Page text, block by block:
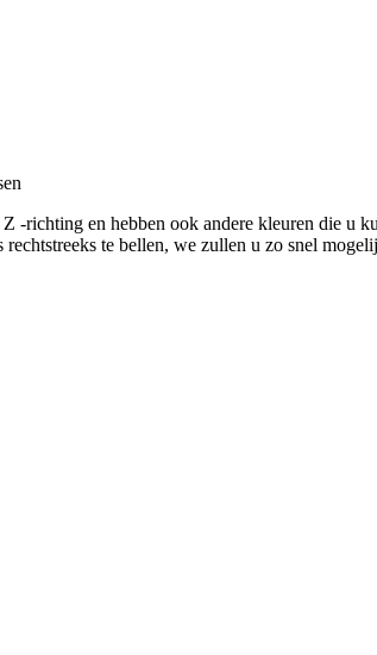
-richting en hebben ook andere kleuren die u
te bellen, we zullen u zo snel